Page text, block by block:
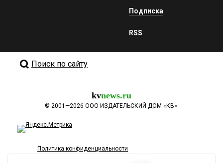
Подписка
RSS
Поиск по сайту
kvnews.ru
© 2001—2026 ООО ИЗДАТЕЛЬСКИЙ ДОМ «КВ».
Политика конфиденциальности